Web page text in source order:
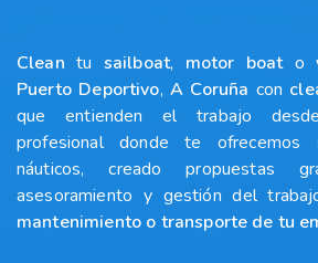
Clean tu sailboat, motor boato
Puerto Deportivo,A Coruña con
que entienden el trabajo
profesional donde te ofrecemos
náuticos, creado propuestas
asesoramiento y gestión del
mantenimiento o transporte de tu